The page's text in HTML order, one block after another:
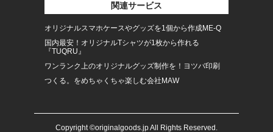
関連サービス
オリジナルスマホケースやグッズを1個から作成ME-Q
国内最安！オリジナルTシャツが1枚から作れる
『TUQRU』
ワンランク上のオリジナルグッズ制作を！ヨツバ印刷
つくる。をめちゃくちゃ楽しむ会社MAW
Copyright ©originalgoods.jp All Rights Reserved.